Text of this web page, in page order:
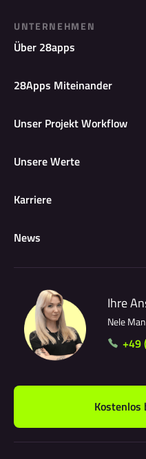
UNTERNEHMEN
Über 28apps
28Apps Miteinander
Unser Projekt Workflow
Unsere Werte
Karriere
News
Ihre
Nele
+49
Kostenlos